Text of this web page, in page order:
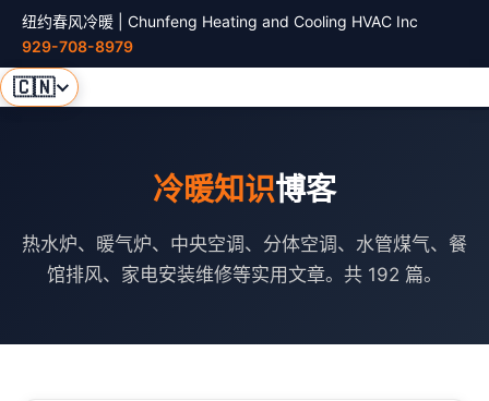
纽约春风冷暖 | Chunfeng Heating and Cooling HVAC Inc
929-708-8979
🇨🇳
冷暖知识博客
热水炉、暖气炉、中央空调、分体空调、水管煤气、餐
馆排风、家电安装维修等实用文章。共 192 篇。